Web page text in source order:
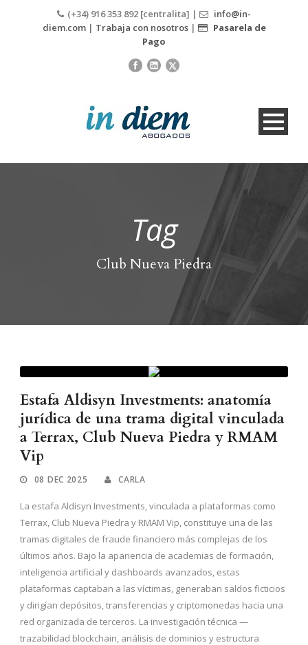
(+34) 916 353 892 [centralita] |
info@in-
diem.com| Trabaja con nosotros|
Pasarela de
Pago
Tag
Club Nueva Piedra
Estafa Aldisyn Investments: anatomía
jurídica de una trama digital vinculada
a Terrax, Club Nueva Piedra y RMAM
Vip
08 DEC 2025 CARLA
La estafa Aldisyn Investments, vinculada a plataformas como
Terrax, Club Nueva Piedra y RMAM Vip, constituye una de las
tramas digitales de fraude financiero más complejas de los
últimos años. Bajo la apariencia de academias de formación,
inteligencia artificial y dashboards avanzados, estas
plataformas captaban a las víctimas, generaban saldos ficticios
y dirigían depósitos, transferencias y criptomonedas hacia una
red organizada de terceros. La investigación técnica —
trazabilidad blockchain, análisis de dominios y estructura